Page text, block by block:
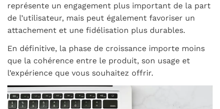
représente un engagement plus important de la part
de l’utilisateur, mais peut également favoriser un
attachement et une fidélisation plus durables.
En définitive, la phase de croissance importe moins
que la cohérence entre le produit, son usage et
l’expérience que vous souhaitez offrir.